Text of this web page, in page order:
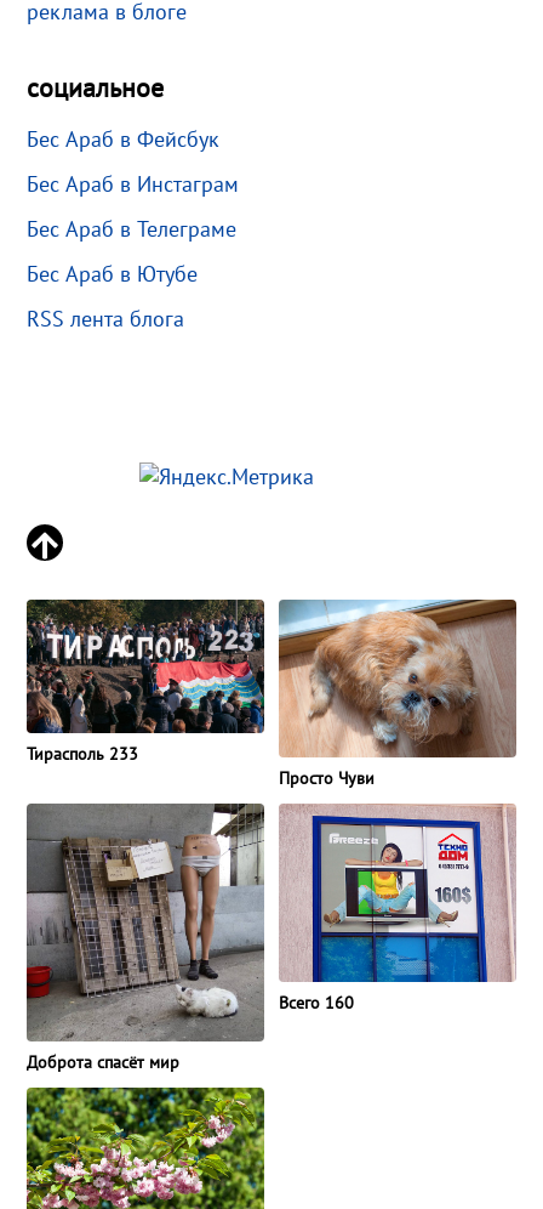
реклама в блоге
социальное
Бес Араб в Фейсбук
Бес Араб в Инстаграм
Бес Араб в Телеграме
Бес Араб в Ютубе
RSS лента блога
Тирасполь 233
Просто Чуви
Доброта спасёт мир
Всего 160